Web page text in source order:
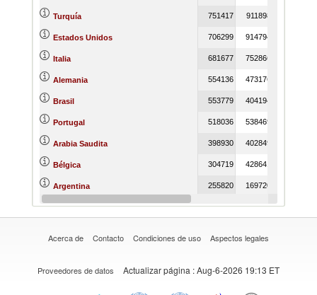
Turquía 751417 911898
Estados Unidos 706299 914794
Italia 681677 752866
Alemania 554136 473176
Brasil 553779 404194
Portugal 518036 538469
Arabia Saudita 398930 402849
Bélgica 304719 428641
Argentina 255820 169720
Reino Unido 241105 329854 227337
Acerca de Contacto Condiciones de uso Aspectos legales
Proveedores de datos Actualizar página : Aug-6-2026 19:13 ET